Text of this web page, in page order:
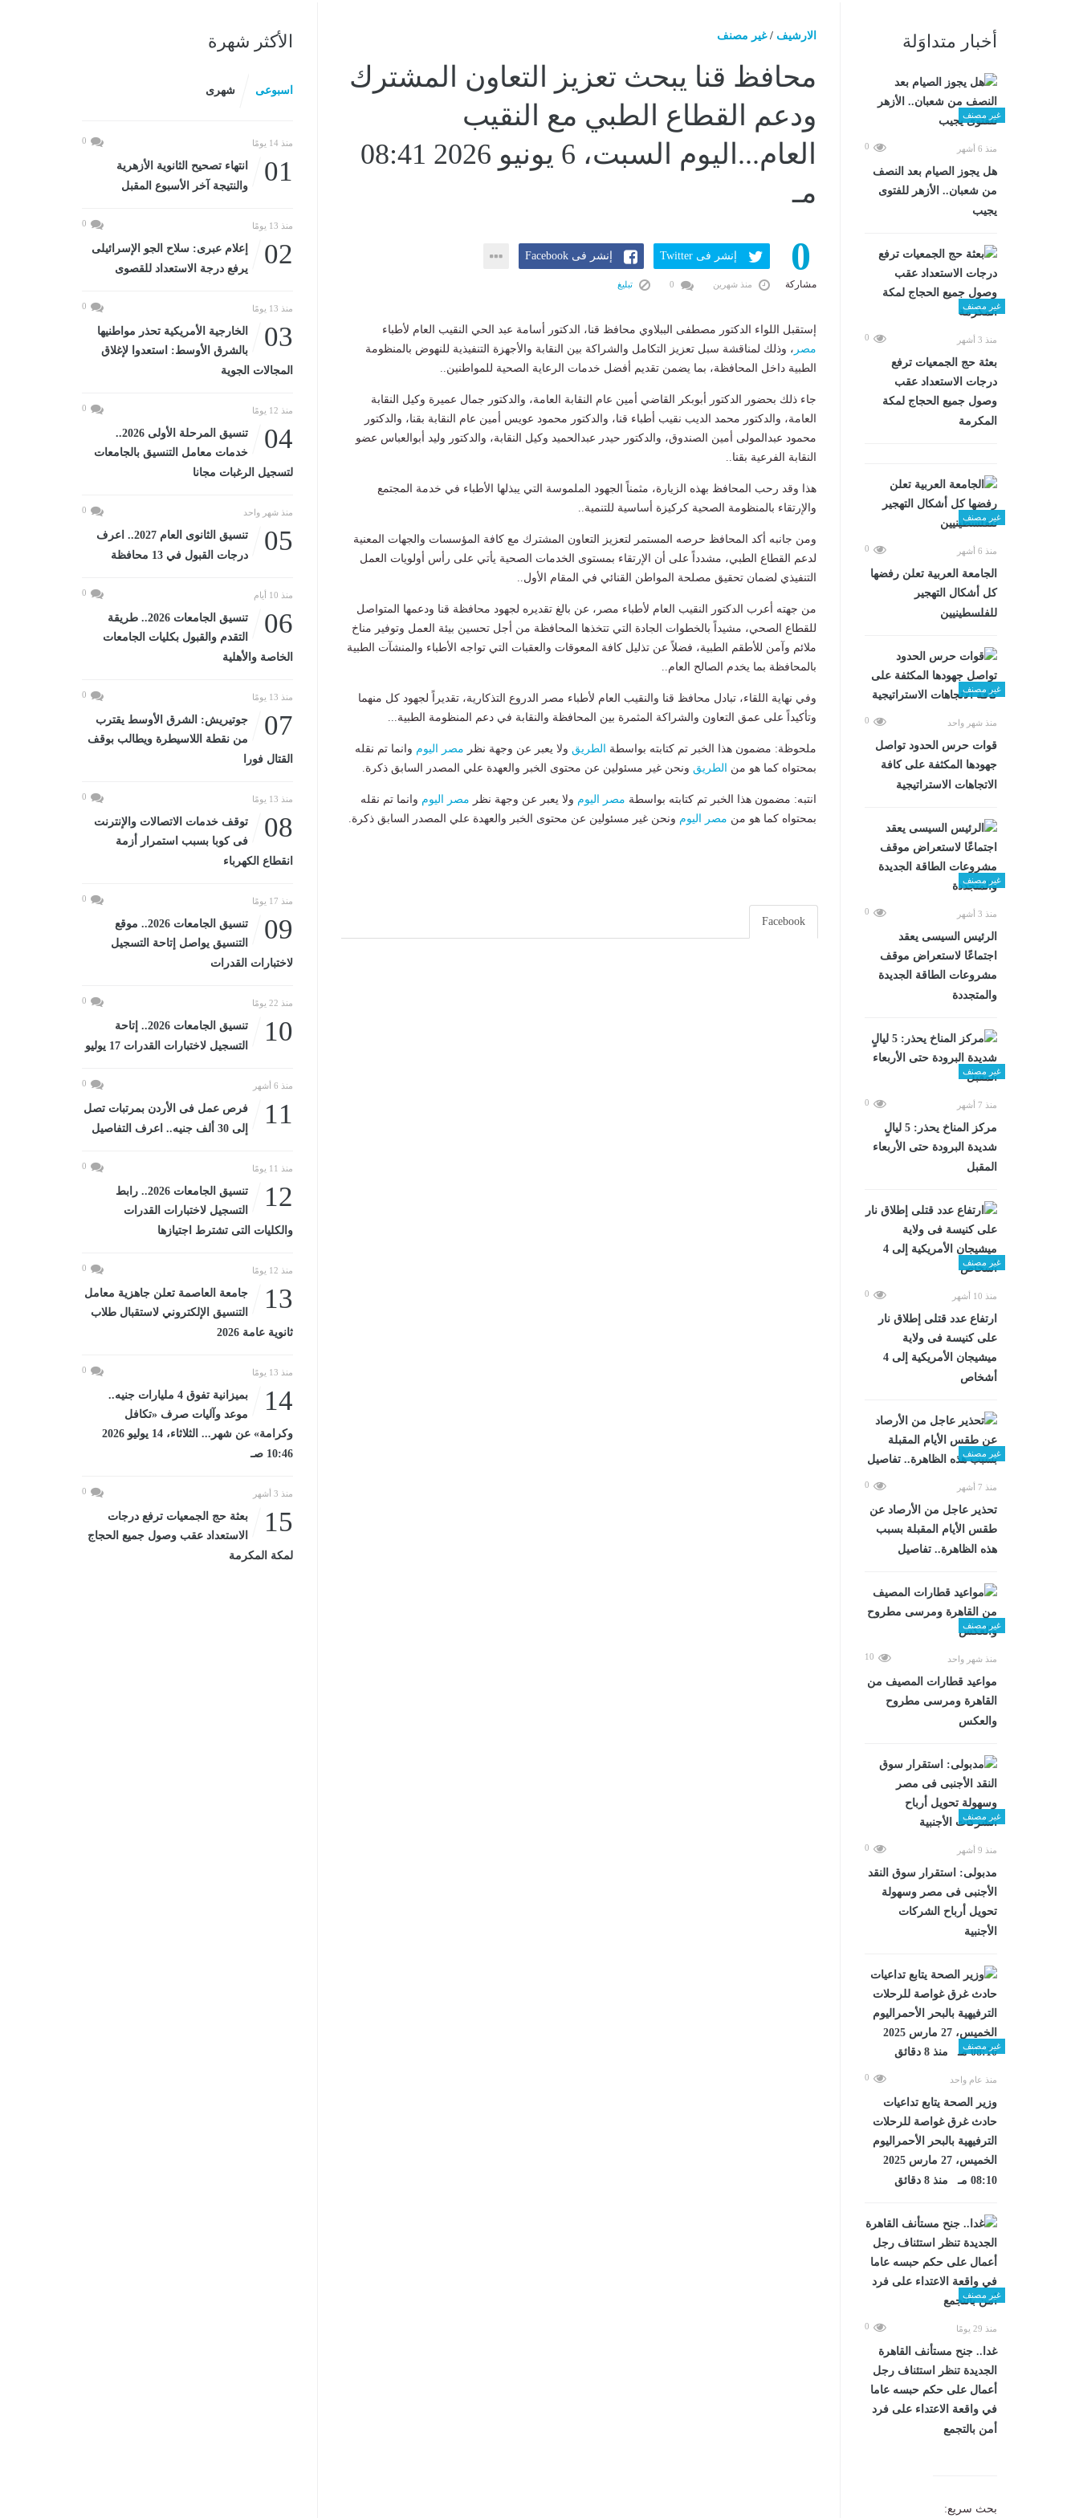
أخبار متداوَلة
غير مصنف
منذ 6 أشهر 0
هل يجوز الصيام بعد النصف
من شعبان.. الأزهر للفتوى
يجيب
غير مصنف
منذ 3 أشهر 0
بعثة حج الجمعيات ترفع
درجات الاستعداد عقب
وصول جميع الحجاج لمكة
المكرمة
غير مصنف
منذ 6 أشهر 0
الجامعة العربية تعلن رفضها
كل أشكال التهجير
للفلسطينيين
غير مصنف
منذ شهر واحد 0
قوات حرس الحدود تواصل
جهودها المكثفة على كافة
الاتجاهات الاستراتيجية
غير مصنف
منذ 3 أشهر 0
الرئيس السيسى يعقد
اجتماعًا لاستعراض موقف
مشروعات الطاقة الجديدة
والمتجددة
غير مصنف
منذ 7 أشهر 0
مركز المناخ يحذر: 5 ليالٍ
شديدة البرودة حتى الأربعاء
المقبل
غير مصنف
منذ 10 أشهر 0
ارتفاع عدد قتلى إطلاق نار
على كنيسة فى ولاية
ميشيجان الأمريكية إلى 4
أشخاص
غير مصنف
منذ 7 أشهر 0
تحذير عاجل من الأرصاد عن
طقس الأيام المقبلة بسبب
هذه الظاهرة.. تفاصيل
غير مصنف
منذ شهر واحد 10
مواعيد قطارات المصيف من
القاهرة ومرسى مطروح
والعكس
غير مصنف
منذ 9 أشهر 0
مدبولى: استقرار سوق النقد
الأجنبى فى مصر وسهولة
تحويل أرباح الشركات
الأجنبية
غير مصنف
منذ عام واحد 0
وزير الصحة يتابع تداعيات
حادث غرق غواصة للرحلات
الترفيهية بالبحر الأحمراليوم
الخميس، 27 مارس 2025
08:10 مـ منذ 8 دقائق
غير مصنف
منذ 29 يومًا 0
غدا.. جنح مستأنف القاهرة
الجديدة تنظر استئناف رجل
أعمال على حكم حبسه عاما
في واقعة الاعتداء على فرد
أمن بالتجمع
بحث سريع:
الارشيف /غير مصنف
محافظ قنا يبحث تعزيز التعاون المشترك
ودعم القطاع الطبي مع النقيب
العام...اليوم السبت، 6 يونيو 2026 08:41
مـ
0
مشاركة
إنشر فى Twitter إنشر فى Facebook
منذ شهرين تبليغ
إستقبل اللواء الدكتور مصطفى الببلاوي محافظ قنا، الدكتور أسامة عبد الحي النقيب العام لأطباء
مصر ، وذلك لمناقشة سبل تعزيز التكامل والشراكة بين النقابة والأجهزة التنفيذية للنهوض بالمنظومة
الطبية داخل المحافظة، بما يضمن تقديم أفضل خدمات الرعاية الصحية للمواطنين..
جاء ذلك بحضور الدكتور أبوبكر القاضي أمين عام النقابة العامة، والدكتور جمال عميرة وكيل النقابة
العامة، والدكتور محمد الديب نقيب أطباء قنا، والدكتور محمود عويس أمين عام النقابة بقنا، والدكتور
محمود عبدالمولى أمين الصندوق، والدكتور حيدر عبدالحميد وكيل النقابة، والدكتور وليد أبوالعباس عضو
النقابة الفرعية بقنا..
هذا وقد رحب المحافظ بهذه الزيارة، مثمناً الجهود الملموسة التي يبذلها الأطباء في خدمة المجتمع
والإرتقاء بالمنظومة الصحية كركيزة أساسية للتنمية..
ومن جانبه أكد المحافظ حرصه المستمر لتعزيز التعاون المشترك مع كافة المؤسسات والجهات المعنية
لدعم القطاع الطبي، مشدداً على أن الإرتقاء بمستوى الخدمات الصحية يأتي على رأس أولويات العمل
التنفيذي لضمان تحقيق مصلحة المواطن القنائي في المقام الأول..
من جهته أعرب الدكتور النقيب العام لأطباء مصر، عن بالغ تقديره لجهود محافظة قنا ودعمها المتواصل
للقطاع الصحي، مشيداً بالخطوات الجادة التي تتخذها المحافظة من أجل تحسين بيئة العمل وتوفير مناخ
ملائم وآمن للأطقم الطبية، فضلاً عن تذليل كافة المعوقات والعقبات التي تواجه الأطباء والمنشآت الطبية
بالمحافظة بما يخدم الصالح العام..
وفي نهاية اللقاء، تبادل محافظ قنا والنقيب العام لأطباء مصر الدروع التذكارية، تقديراً لجهود كل منهما
وتأكيداً على عمق التعاون والشراكة المثمرة بين المحافظة والنقابة في دعم المنظومة الطبية...
ملحوظة: مضمون هذا الخبر تم كتابته بواسطة الطريق ولا يعبر عن وجهة نظر مصر اليوم وانما تم نقله
بمحتواه كما هو من
الطريق ونحن غير مسئولين عن محتوى الخبر والعهدة علي المصدر السابق ذكرة.
انتبه: مضمون هذا الخبر تم كتابته بواسطة مصر اليوم ولا يعبر عن وجهة نظر مصر اليوم وانما تم نقله
بمحتواه كما هو من مصر اليوم ونحن غير مسئولين عن محتوى الخبر والعهدة علي المصدر السابق ذكرة.
Facebook
الأكثر شهرة
اسبوعى شهرى
منذ 14 يومًا 0
01
انتهاء تصحيح الثانوية الأزهرية
والنتيجة آخر الأسبوع المقبل
منذ 13 يومًا 0
02
إعلام عبرى: سلاح الجو الإسرائيلى
يرفع درجة الاستعداد للقصوى
منذ 13 يومًا 0
03
الخارجية الأمريكية تحذر مواطنيها
بالشرق الأوسط: استعدوا لإغلاق
المجالات الجوية
منذ 12 يومًا 0
04
تنسيق المرحلة الأولى 2026..
خدمات معامل التنسيق بالجامعات
لتسجيل الرغبات مجانا
منذ شهر واحد 0
05
تنسيق الثانوى العام 2027.. اعرف
درجات القبول في 13 محافظة
منذ 10 أيام 0
06
تنسيق الجامعات 2026.. طريقة
التقدم والقبول بكليات الجامعات
الخاصة والأهلية
منذ 13 يومًا 0
07
جوتيريش: الشرق الأوسط يقترب
من نقطة اللاسيطرة ويطالب بوقف
القتال فورا
منذ 13 يومًا 0
08
توقف خدمات الاتصالات والإنترنت
فى كوبا بسبب استمرار أزمة
انقطاع الكهرباء
منذ 17 يومًا 0
09
تنسيق الجامعات 2026.. موقع
التنسيق يواصل إتاحة التسجيل
لاختبارات القدرات
منذ 22 يومًا 0
10
تنسيق الجامعات 2026.. إتاحة
التسجيل لاختبارات القدرات 17 يوليو
منذ 6 أشهر 0
11
فرص عمل فى الأردن بمرتبات تصل
إلى 30 ألف جنيه.. اعرف التفاصيل
منذ 11 يومًا 0
12
تنسيق الجامعات 2026.. رابط
التسجيل لاختبارات القدرات
والكليات التى تشترط اجتيازها
منذ 12 يومًا 0
13
جامعة العاصمة تعلن جاهزية معامل
التنسيق الإلكتروني لاستقبال طلاب
ثانوية عامة 2026
منذ 13 يومًا 0
14
بميزانية تفوق 4 مليارات جنيه..
موعد وآليات صرف «تكافل
وكرامة» عن شهر... الثلاثاء، 14 يوليو 2026
10:46 صـ
منذ 3 أشهر 0
15
بعثة حج الجمعيات ترفع درجات
الاستعداد عقب وصول جميع الحجاج
لمكة المكرمة